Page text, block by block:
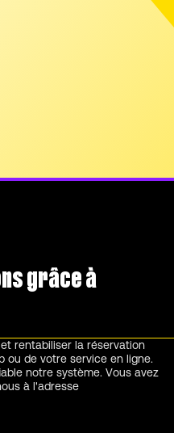
grâce à
rentabiliser la réservation
ou de votre service en ligne.
notre système. Vous avez
à l'adresse